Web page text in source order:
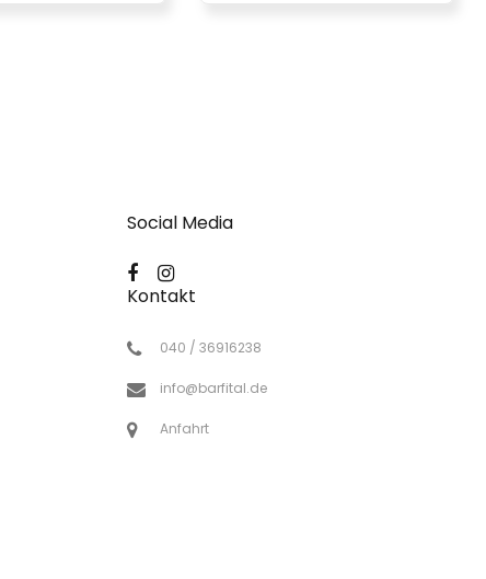
Social Media
Kontakt
040 / 36916238
info@barfital.de
Anfahrt